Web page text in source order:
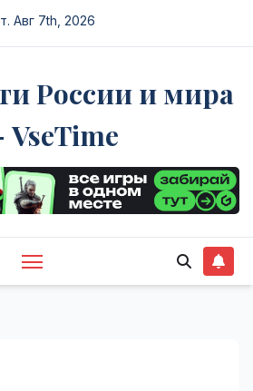
Авг 7th, 2026
России и мира